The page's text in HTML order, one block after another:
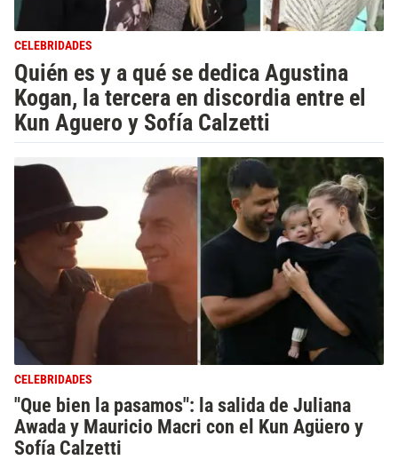
CELEBRIDADES
Quién es y a qué se dedica Agustina
Kogan, la tercera en discordia entre el
Kun Aguero y Sofía Calzetti
CELEBRIDADES
"Que bien la pasamos": la salida de Juliana
Awada y Mauricio Macri con el Kun Agüero y
Sofía Calzetti